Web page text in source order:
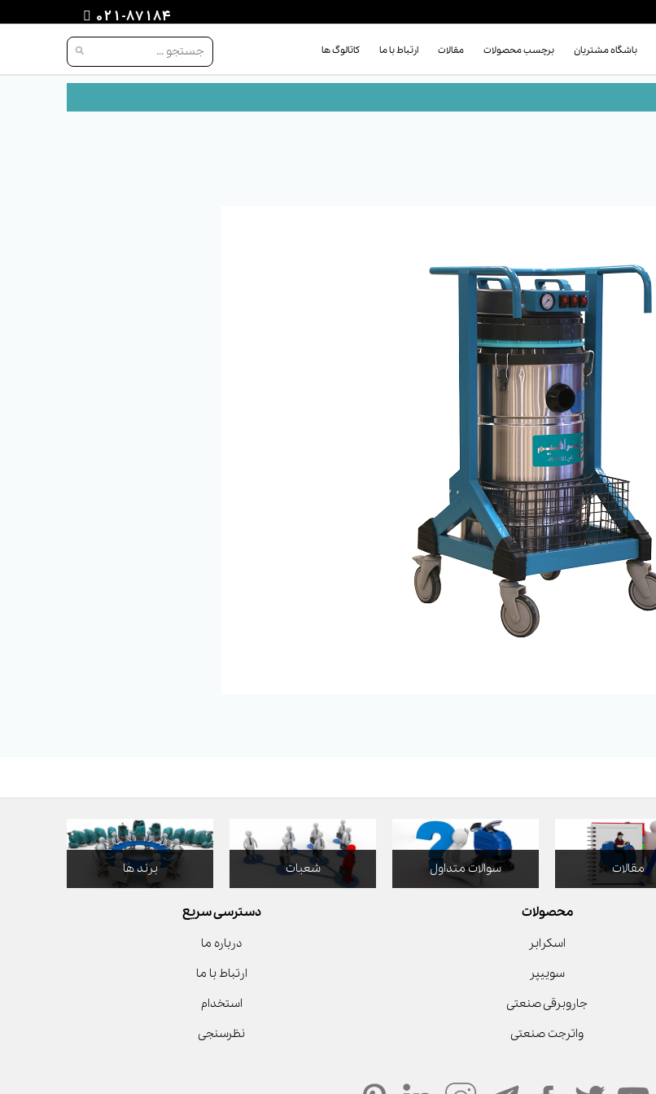
021-87184
باشگاه مشتریان برچسب محصولات مقالات ارتباط با ما کاتالوگ ها
مقالات سوالات متداول شعبات برند ها
محصولات
اسکرابر
سوییپر
جاروبرقی صنعتی
واترجت صنعتی
دسترسی سریع
درباره ما
ارتباط با ما
استخدام
نظرسنجی